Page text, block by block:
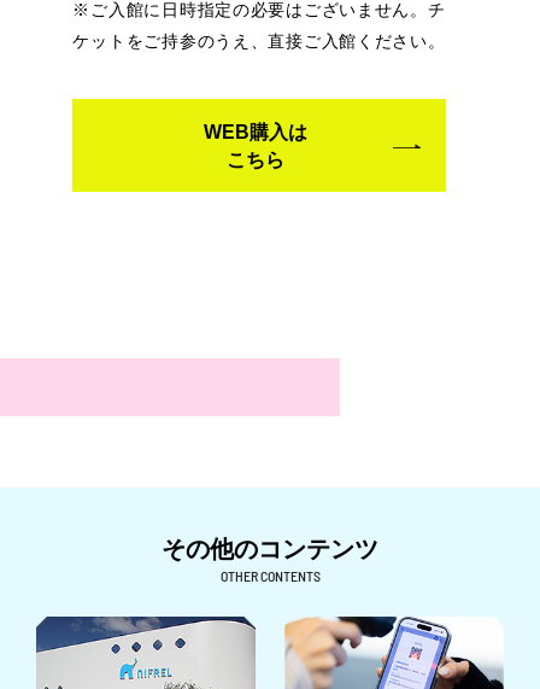
※ご入館に日時指定の必要はございません。チ
ケットをご持参のうえ、直接ご入館ください。
WEB購入は
こちら
その他のコンテンツ
OTHER CONTENTS